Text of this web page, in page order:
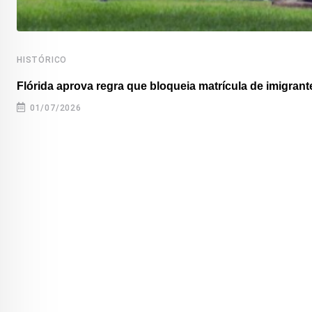
HISTÓRICO
Flórida aprova regra que bloqueia matrícula de
01/07/2026